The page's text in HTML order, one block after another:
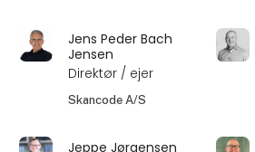
Jens Peder Bach
Jensen
Direktør / ejer
Skancode A/S
Jeppe Jørgensen